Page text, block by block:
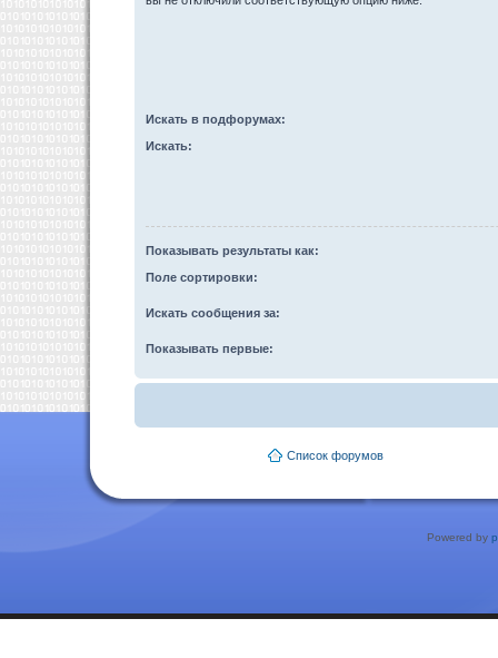
Искать в подфорумах:
Искать:
Показывать результаты как:
Поле сортировки:
Искать сообщения за:
Показывать первые:
Список форумов
Powered by